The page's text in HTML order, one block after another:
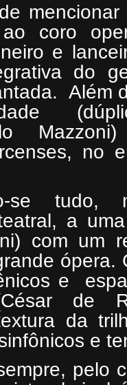
coro
e
do
Além
no
se
a
com um
ópera.
e
de
da
e
pelo